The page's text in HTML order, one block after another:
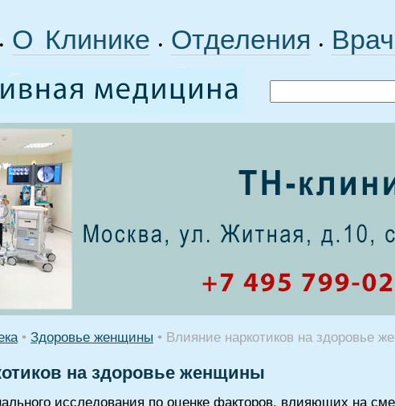
О Клинике • Отделения •
• Здоровье женщины • Влияние наркотиков на здоровье
на здоровье женщины
исследования по оценке факторов, влияющих на